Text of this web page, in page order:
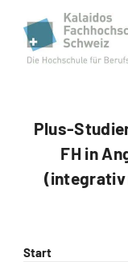
Plus-
FH in
(integrativ
Start